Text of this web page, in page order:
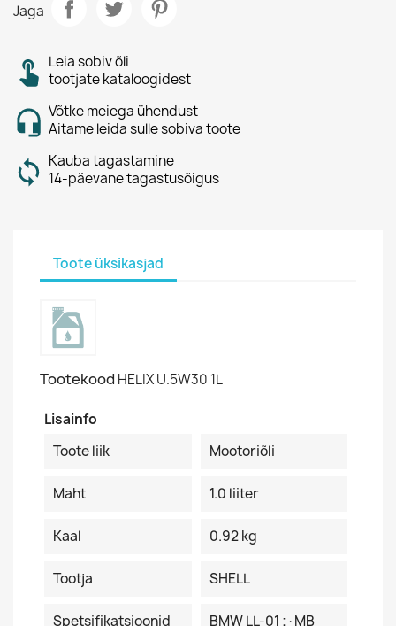
Jaga
Leia sobiv õli
tootjate kataloogidest
Võtke meiega ühendust
Aitame leida sulle sobiva toote
Kauba tagastamine
14-päevane tagastusõigus
Toote üksikasjad
Tootekood HELIX U.5W30 1L
Lisainfo
Toote liik
Mootoriõli
Maht 1.0 liiter
Kaal 0.92 kg
Tootja SHELL
Spetsifikatsioonid
BMW LL-01 ;·MB